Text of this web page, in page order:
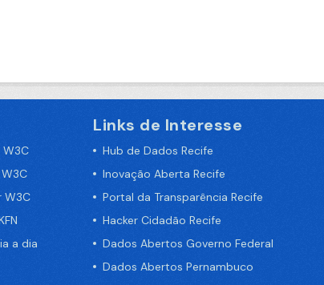
W3C
a dia
Links de Interesse
Hub de Dados Recife
Inovação Aberta Recife
Portal da Transparência Recife
Hacker Cidadão Recife
Dados Abertos Governo Federal
Dados Abertos Pernambuco